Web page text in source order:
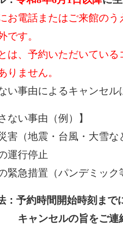
お電話またはご来館のう
す。
、予約いただいている
ません。
事由によるキャンセル
い事由（例）】
地震・台風・大雪な
行停止
措置（パンデミック
：予約時間開始時刻まで
をご連絡く